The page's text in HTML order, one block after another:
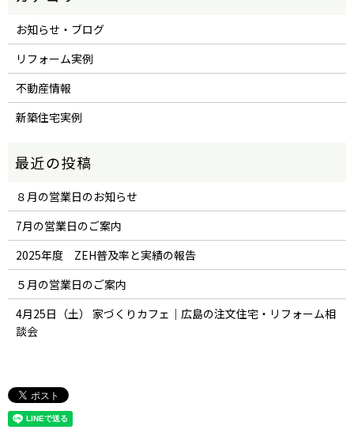
お知らせ・ブログ
リフォーム実例
不動産情報
新築住宅実例
８月の営業日のお知らせ
7月の営業日のご案内
2025年度 ZEH普及率と実績の報告
５月の営業日のご案内
4月25日（土） 家づくりカフェ｜広島の注文住宅・リフォーム相
談会